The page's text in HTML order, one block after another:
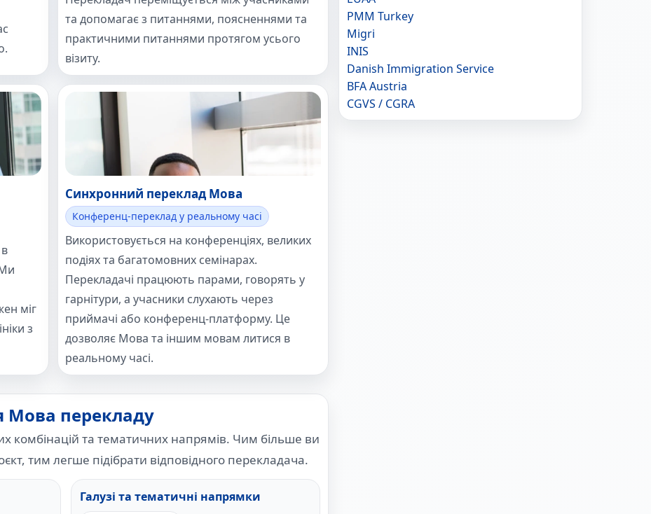
та допомагає з питаннями, поясненнями та
практичними питаннями протягом усього
візиту.
міг
з
Синхронний переклад Мова
Конференц-переклад у реальному часі
Використовується на конференціях, великих
подіях та багатомовних семінарах.
Перекладачі працюють парами, говорять у
гарнітури, а учасники слухають через
приймачі або конференц-платформу. Це
дозволяє Мова та іншим мовам литися в
реальному часі.
Мова перекладу
комбінацій та тематичних напрямів. Чим більше ви
тим легше підібрати відповідного перекладача.
Галузі та тематичні напрямки
PMM Turkey
Migri
INIS
Danish Immigration Service
BFA Austria
CGVS / CGRA